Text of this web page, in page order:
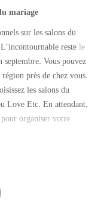
mariage
sur les salons du
restele
septembre. Vous pouvez
près de chez vous.
les salons du
Love Etc. En attendant,
organiser votre